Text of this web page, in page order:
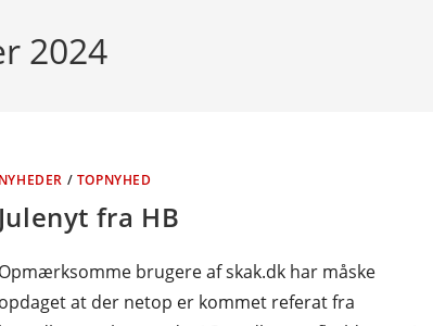
2024
NYHEDER / TOPNYHED
Julenyt fra HB
Opmærksomme brugere af skak.dk har måske
opdaget at der netop er kommet referat fra